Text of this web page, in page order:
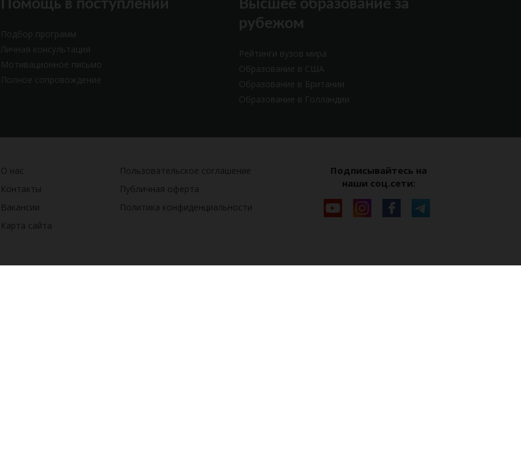
Помощь в поступлении
Подбор программ
Личная консультация
Мотивационное письмо
Полное сопровождение
Высшее образование за
рубежом
Рейтинги вузов мира
Образование в США
Образование в Британии
Образование в Голландии
О нас
Контакты
Вакансии
Карта сайта
Пользовательское соглашение
Публичная оферта
Политика конфиденциальности
Подписывайтесь на
наши соц.сети: